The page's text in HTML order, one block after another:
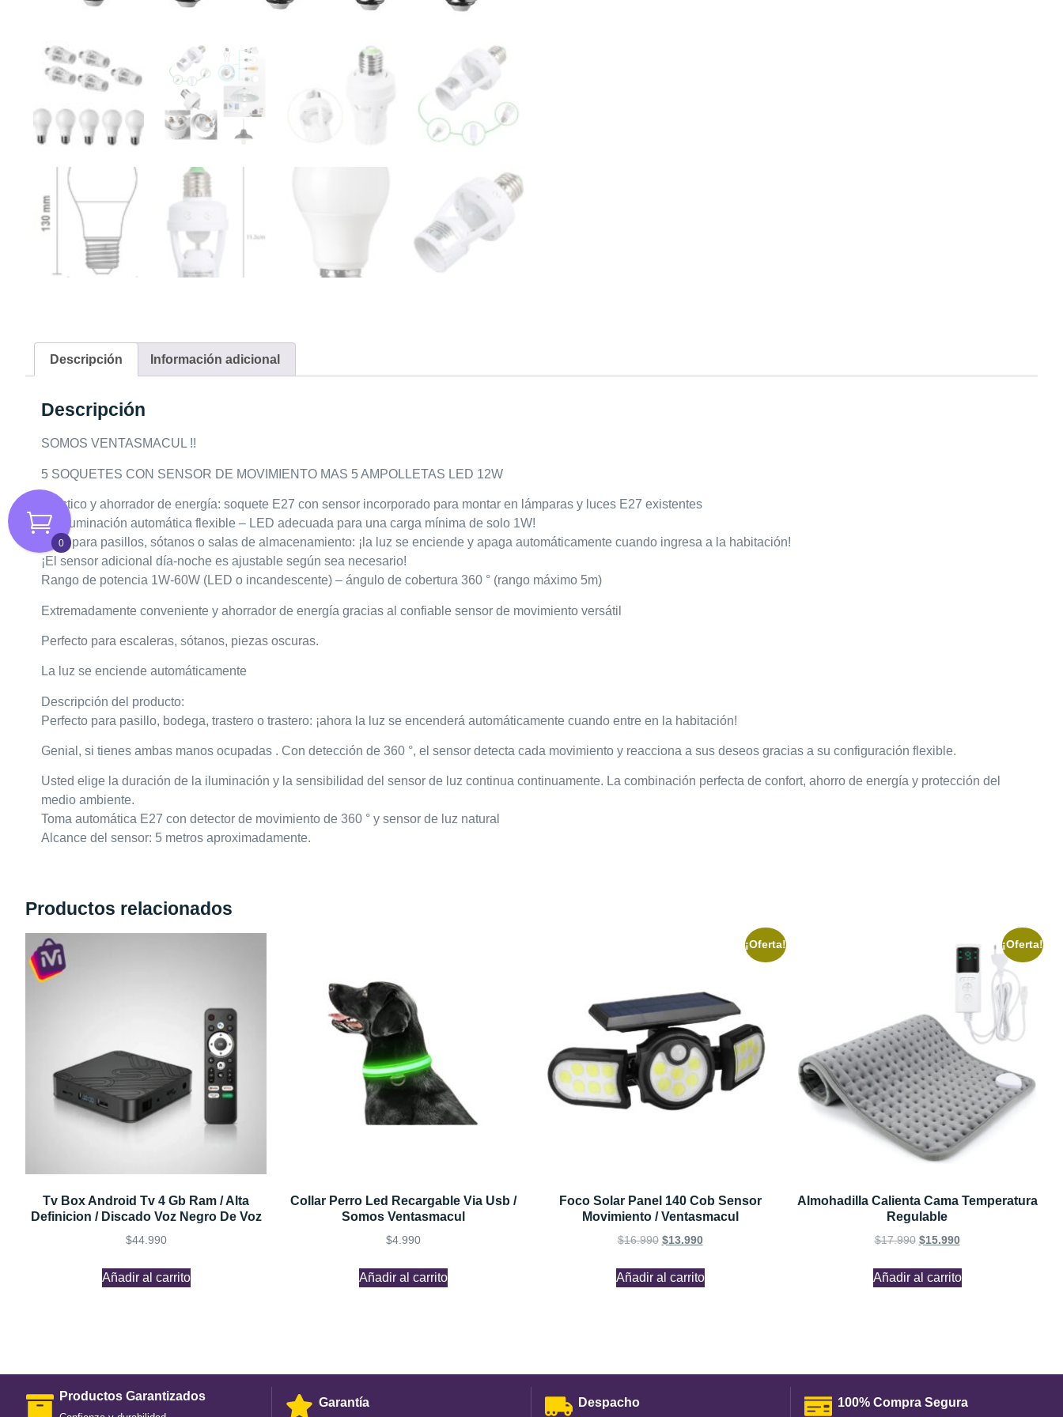
Descripción Información adicional
Descripción
SOMOS VENTASMACUL !!
5 SOQUETES CON SENSOR DE MOVIMIENTO MAS 5 AMPOLLETAS LED 12W
Práctico y ahorrador de energía: soquete E27 con sensor incorporado para montar en lámparas y luces E27 existentes
¡La iluminación automática flexible – LED adecuada para una carga mínima de solo 1W!
Ideal para pasillos, sótanos o salas de almacenamiento: ¡la luz se enciende y apaga automáticamente cuando ingresa a la habitación!
¡El sensor adicional día-noche es ajustable según sea necesario!
Rango de potencia 1W-60W (LED o incandescente) – ángulo de cobertura 360 ° (rango máximo 5m)
Extremadamente conveniente y ahorrador de energía gracias al confiable sensor de movimiento versátil
Perfecto para escaleras, sótanos, piezas oscuras.
La luz se enciende automáticamente
Descripción del producto:
Perfecto para pasillo, bodega, trastero o trastero: ¡ahora la luz se encenderá automáticamente cuando entre en la habitación!
Genial, si tienes ambas manos ocupadas . Con detección de 360 °, el sensor detecta cada movimiento y reacciona a sus deseos gracias a su configuración flexible.
Usted elige la duración de la iluminación y la sensibilidad del sensor de luz continua continuamente. La combinación perfecta de confort, ahorro de energía y protección del
medio ambiente.
Toma automática E27 con detector de movimiento de 360 ° y sensor de luz natural
Alcance del sensor: 5 metros aproximadamente.
Productos relacionados
Tv Box Android Tv 4 Gb Ram / Alta
Definicion / Discado Voz Negro De Voz
$44.990
Añadir al carrito
Collar Perro Led Recargable Via Usb /
Somos Ventasmacul
$4.990
Añadir al carrito
¡Oferta!
Foco Solar Panel 140 Cob Sensor
Movimiento / Ventasmacul
$16.990 $13.990
Añadir al carrito
¡Oferta!
Almohadilla Calienta Cama Temperatura
Regulable
$17.990 $15.990
Añadir al carrito
Productos Garantizados Garantía Despacho 100% Compra Segura
0